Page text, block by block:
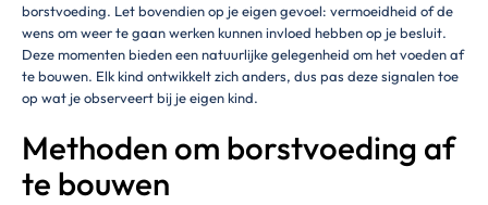
borstvoeding. Let bovendien op je eigen gevoel: vermoeidheid of de
wens om weer te gaan werken kunnen invloed hebben op je besluit.
Deze momenten bieden een natuurlijke gelegenheid om het voeden af
te bouwen. Elk kind ontwikkelt zich anders, dus pas deze signalen toe
op wat je observeert bij je eigen kind.
Methoden om borstvoeding af
te bouwen